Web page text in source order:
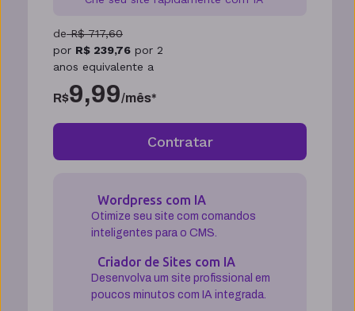
de R$ 717,60
por R$ 239,76 por 2
anos equivalente a
R$9,99/mês*
Contratar
Wordpress com IA
Otimize seu site com comandos
inteligentes para o CMS.
Criador de Sites com IA
Desenvolva um site profissional em
poucos minutos com IA integrada.